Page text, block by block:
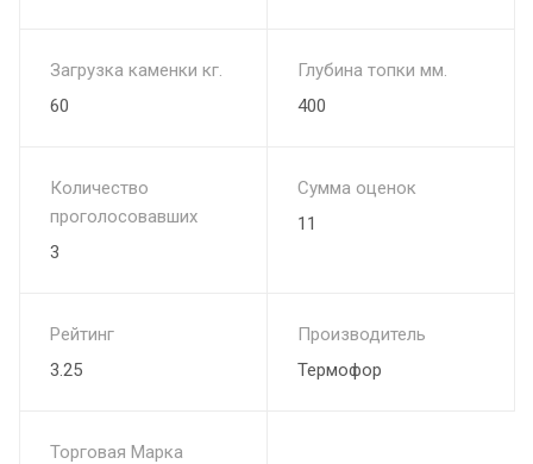
Загрузка каменки кг.
60
Глубина топки мм.
400
Количество
проголосовавших
3
Сумма оценок
11
Рейтинг
3.25
Производитель
Термофор
Торговая Марка